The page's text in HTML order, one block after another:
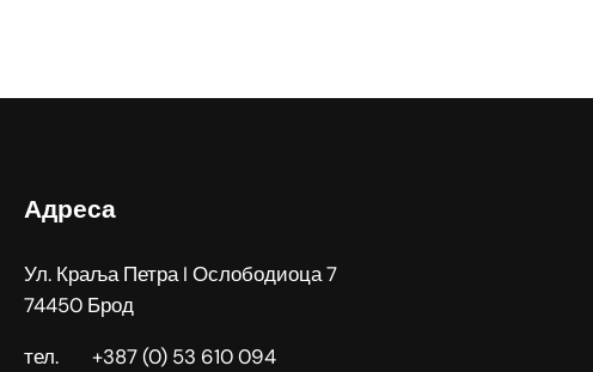
Адреса
Ул. Краља Петра I Ослободиоца 7
74450 Брод
тел. +387 (0) 53 610 094